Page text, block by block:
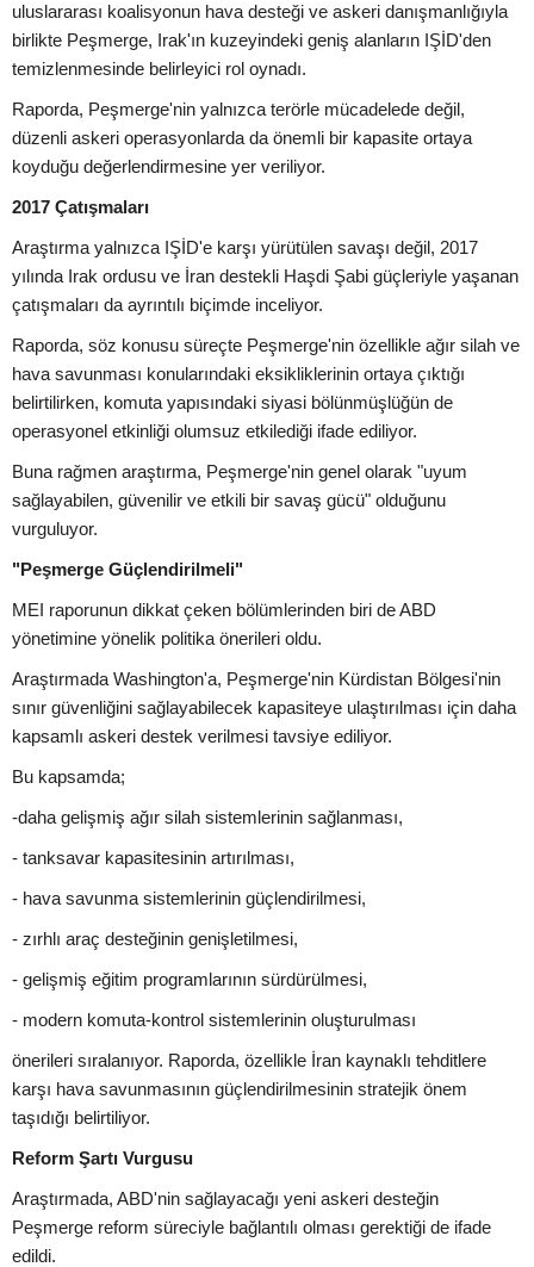
uluslararası koalisyonun hava desteği ve askeri danışmanlığıyla
birlikte Peşmerge, Irak'ın kuzeyindeki geniş alanların IŞİD'den
temizlenmesinde belirleyici rol oynadı.
Raporda, Peşmerge'nin yalnızca terörle mücadelede değil,
düzenli askeri operasyonlarda da önemli bir kapasite ortaya
koyduğu değerlendirmesine yer veriliyor.
2017 Çatışmaları
Araştırma yalnızca IŞİD'e karşı yürütülen savaşı değil, 2017
yılında Irak ordusu ve İran destekli Haşdi Şabi güçleriyle yaşanan
çatışmaları da ayrıntılı biçimde inceliyor.
Raporda, söz konusu süreçte Peşmerge'nin özellikle ağır silah ve
hava savunması konularındaki eksikliklerinin ortaya çıktığı
belirtilirken, komuta yapısındaki siyasi bölünmüşlüğün de
operasyonel etkinliği olumsuz etkilediği ifade ediliyor.
Buna rağmen araştırma, Peşmerge'nin genel olarak "uyum
sağlayabilen, güvenilir ve etkili bir savaş gücü" olduğunu
vurguluyor.
"Peşmerge Güçlendirilmeli"
MEI raporunun dikkat çeken bölümlerinden biri de ABD
yönetimine yönelik politika önerileri oldu.
Araştırmada Washington'a, Peşmerge'nin Kürdistan Bölgesi'nin
sınır güvenliğini sağlayabilecek kapasiteye ulaştırılması için daha
kapsamlı askeri destek verilmesi tavsiye ediliyor.
Bu kapsamda;
-daha gelişmiş ağır silah sistemlerinin sağlanması,
- tanksavar kapasitesinin artırılması,
- hava savunma sistemlerinin güçlendirilmesi,
- zırhlı araç desteğinin genişletilmesi,
- gelişmiş eğitim programlarının sürdürülmesi,
- modern komuta-kontrol sistemlerinin oluşturulması
önerileri sıralanıyor. Raporda, özellikle İran kaynaklı tehditlere
karşı hava savunmasının güçlendirilmesinin stratejik önem
taşıdığı belirtiliyor.
Reform Şartı Vurgusu
Araştırmada, ABD'nin sağlayacağı yeni askeri desteğin
Peşmerge reform süreciyle bağlantılı olması gerektiği de ifade
edildi.